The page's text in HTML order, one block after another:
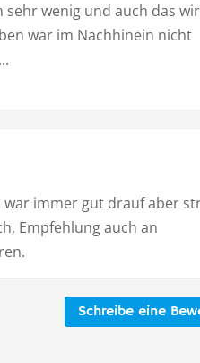
sehr wenig und auch das wir
war im Nachhinein nicht
immer gut drauf aber
Empfehlung auch an
Schreibe eine